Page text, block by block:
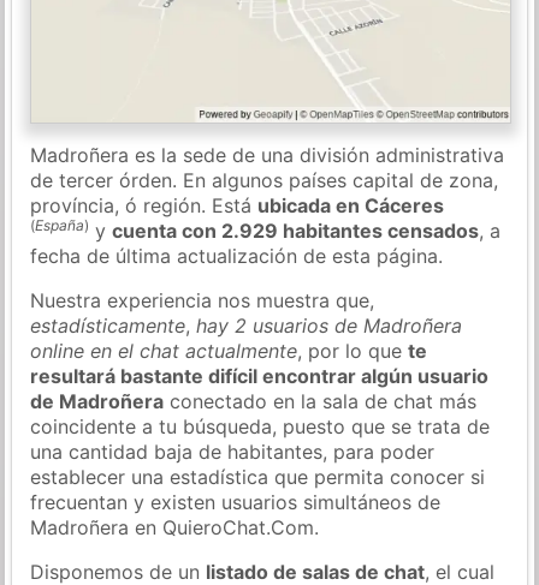
Madroñera es la sede de una división administrativa
de tercer órden. En algunos países capital de zona,
província, ó región. Está ubicada en Cáceres
(España) ycuenta con 2.929 habitantes censados, a
fecha de última actualización de esta página.
Nuestra experiencia nos muestra que,
estadísticamente,hay 2 usuarios de Madroñera
online en el chat actualmente, por lo quete
resultará bastante difícil encontrar algún usuario
de Madroñera conectado en la sala de chat más
coincidente a tu búsqueda, puesto que se trata de
una cantidad baja de habitantes, para poder
establecer una estadística que permita conocer si
frecuentan y existen usuarios simultáneos de
Madroñera en QuieroChat.Com.
Disponemos de un listado de salas de chat, el cual